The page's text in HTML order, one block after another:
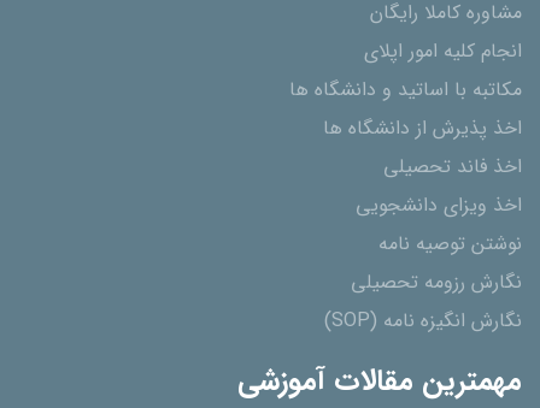
مشاوره کاملا رایگان
انجام کلیه امور اپلای
مکاتبه با اساتید و دانشگاه ها
اخذ پذیرش از دانشگاه ھا
اخذ فاند تحصیلی
اخذ ویزای دانشجویی
نوشتن توصیه نامه
نگارش رزومه تحصیلی
نگارش انگیزه نامه (SOP)
مهمترین مقالات آموزشی